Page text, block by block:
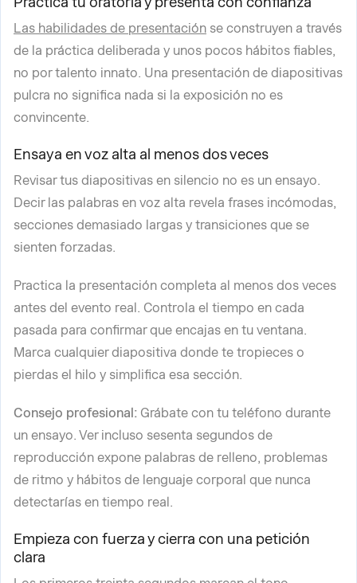
Las habilidades de presentación se construyen a través
de la práctica deliberada y unos pocos hábitos fiables,
no por talento innato. Una presentación de diapositivas
pulcra no significa nada si la exposición no es
convincente.
Ensaya en voz alta al menos dos veces
Revisar tus diapositivas en silencio no es un ensayo.
Decir las palabras en voz alta revela frases incómodas,
secciones demasiado largas y transiciones que se
sienten forzadas.
Practica la presentación completa al menos dos veces
antes del evento real. Controla el tiempo en cada
pasada para confirmar que encajas en tu ventana.
Marca cualquier diapositiva donde te tropieces o
pierdas el hilo y simplifica esa sección.
Consejo profesional: Grábate con tu teléfono durante
un ensayo. Ver incluso sesenta segundos de
reproducción expone palabras de relleno, problemas
de ritmo y hábitos de lenguaje corporal que nunca
detectarías en tiempo real.
Empieza con fuerza y cierra con una petición
clara